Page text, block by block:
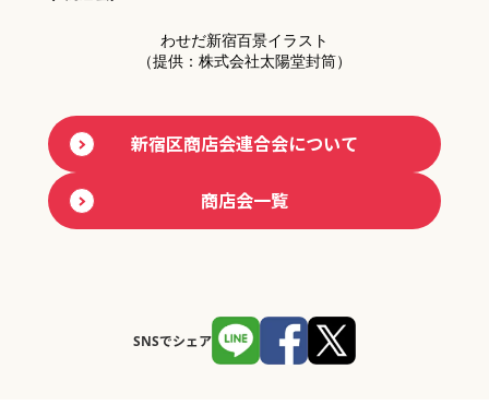
わせだ新宿百景イラスト
（提供：株式会社太陽堂封筒）
新宿区商店会連合会について
商店会一覧
SNSでシェア